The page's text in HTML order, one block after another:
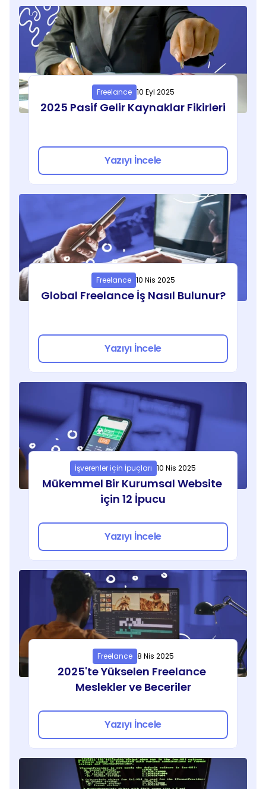
Freelance 10 Eyl 2025
2025 Pasif Gelir Kaynaklar Fikirleri
Yazıyı İncele
Freelance 10 Nis 2025
Global Freelance İş Nasıl Bulunur?
Yazıyı İncele
İşverenler için İpuçları 10 Nis 2025
Mükemmel Bir Kurumsal Website
için 12 İpucu
Yazıyı İncele
Freelance 8 Nis 2025
2025'te Yükselen Freelance
Meslekler ve Beceriler
Yazıyı İncele